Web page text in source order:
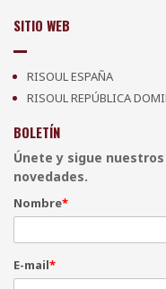
SITIO WEB
RISOUL ESPAÑA
RISOUL REPÚBLICA
BOLETÍN
Únete y sigue
novedades.
Nombre*
E-mail*